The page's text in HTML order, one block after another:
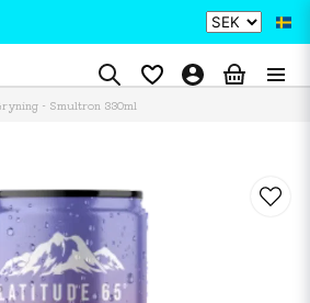
- Smultron 330ml